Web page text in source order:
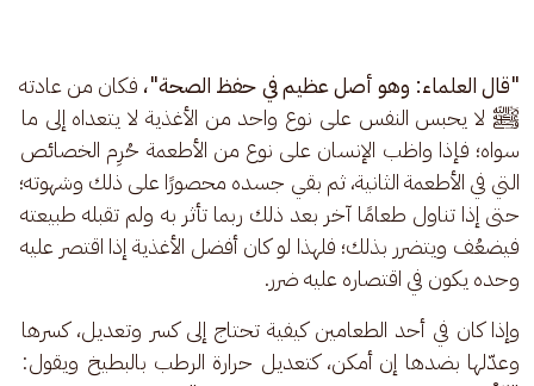
"قال العلماء: وهو أصل عظيم في حفظ الصحة"، فكان من عادته
ﷺ لا يحبس النفس على نوع واحد من الأغذية لا يتعداه إلى ما
سواه؛ فإذا واظب الإنسان على نوع من الأطعمة حُرِم الخصائص
التي في الأطعمة الثانية، ثم بقي جسده محصورًا على ذلك وشهوته؛
حتى إذا تناول طعامًا آخر بعد ذلك ربما تأثر به ولم تقبله طبيعته
فيضعُف ويتضرر بذلك؛ فلهذا لو كان أفضل الأغذية إذا اقتصر عليه
وحده يكون في اقتصاره عليه ضرر.
وإذا كان في أحد الطعامين كيفية تحتاج إلى كسر وتعديل، كسرها
وعدّلها بضدها إن أمكن، كتعديل حرارة الرطب بالبطيخ ويقول: